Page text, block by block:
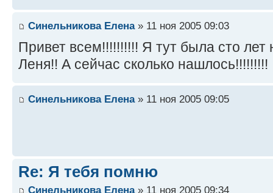
Синельникова Елена» 11 ноя 2005 09:03
Привет всем!!!!!!!!!! Я тут была сто
Леня!! А сейчас сколько нашлось!!!!!!!!!
Синельникова Елена» 11 ноя 2005 09:05
Re: Я тебя помню
Синельникова Елена» 11 ноя 2005 09:34